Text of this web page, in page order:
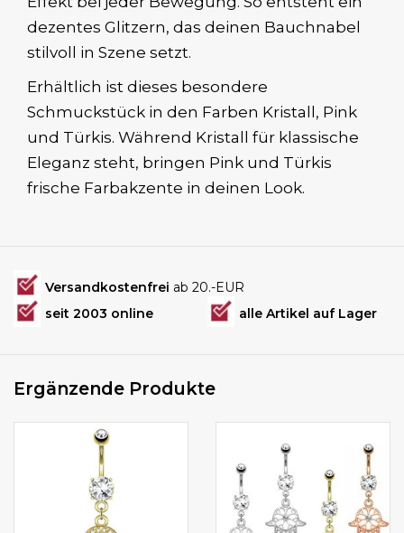
dezentes Glitzern, das deinen Bauchnabel
stilvoll in Szene setzt.
Erhältlich ist dieses besondere
Schmuckstück in den Farben Kristall, Pink
und Türkis. Während Kristall für klassische
Eleganz steht, bringen Pink und Türkis
frische Farbakzente in deinen Look.
Versandkostenfrei ab 20.-EUR
seit 2003 online
alle Artikel auf Lager
Ergänzende Produkte